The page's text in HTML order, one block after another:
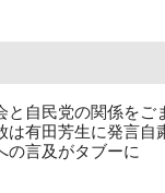
と自民党の関係をご
有田芳生に発言自
の言及がタブーに